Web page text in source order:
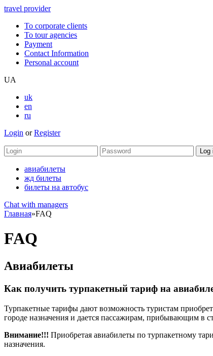
travel provider
To corporate clients
To tour agencies
Payment
Contact Information
Personal account
UA
uk
en
ru
Login orRegister
авиабилеты
жд билеты
билеты на автобус
Chat with managers
Главная»FAQ
FAQ
Авиабилеты
Как получить турпакетный тариф на
Турпакетные тарифы дают возможность туристам
городе назначения и дается пассажирам, прибывающим в
Внимание!!! Приобретая авиабилеты по турпакетному
назначения.